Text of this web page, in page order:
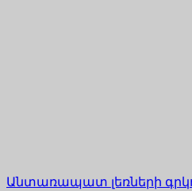
Անտառապատ լեռների